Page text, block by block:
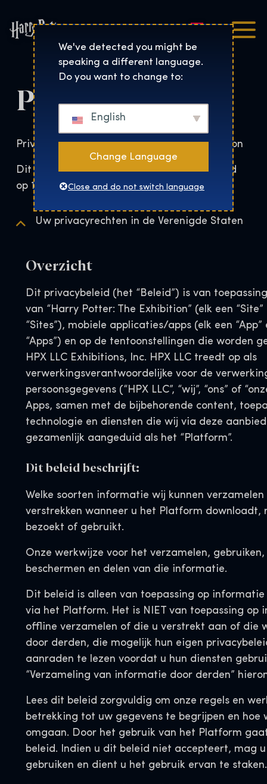
Harry Potter™: De
Nederlands
Privacybeleid
Privacybeleid van Harry Potter: The Exhibition
Dit privacybeleid is voor het laatst gewijzigd
op 13 augustus 2024.
Uw privacyrechten in de Verenigde Staten
Overzicht
Dit privacybeleid (het “Beleid”) is van
van “Harry Potter: The Exhibition” (elk een
“Sites”), mobiele applicaties/apps (elk een “App”
“Apps”) en op de tentoonstellingen die worden
HPX LLC Exhibitions, Inc. HPX LLC treedt op als
verwerkingsverantwoordelijke voor de
persoonsgegevens (“HPX LLC”, “wij”, “ons” of
Apps, samen met de bijbehorende content,
technologie en diensten die wij via deze
gezamenlijk aangeduid als het “Platform”.
Dit beleid beschrijft:
Welke soorten informatie wij kunnen
verstrekken wanneer u het Platform downloadt,
bezoekt of gebruikt.
Onze werkwijze voor het verzamelen,
beschermen en delen van die informatie.
Dit beleid is alleen van toepassing op
via het Platform. Het is NIET van toepassing op
offline verzamelen of die u verstrekt aan of die
door derden, die mogelijk hun eigen
aanraden te lezen voordat u hun diensten
“Verzameling van informatie door derden”
Lees dit beleid zorgvuldig om onze regels en
betrekking tot uw gegevens te begrijpen en hoe
omgaan. Door het gebruik van het Platform
beleid. Indien u dit beleid niet accepteert, mag
gebruiken en dient u het gebruik ervan te staken.
We've detected you might be
speaking a different language.
Do you want to change to:
English
Change Language
Close and do not switch language